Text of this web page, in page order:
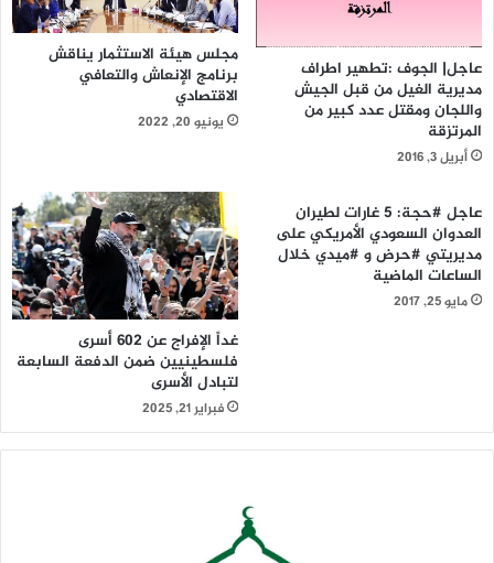
عاجل| الجوف :تطهير اطراف
مديرية الغيل من قبل الجيش
واللجان ومقتل عدد كبير من
المرتزقة
أبريل 3, 2016
مجلس هيئة الاستثمار يناقش
برنامج الإنعاش والتعافي
الاقتصادي
يونيو 20, 2022
عاجل #حجة: 5 غارات لطيران
العدوان السعودي الأمريكي على
مديريتي #حرض و #ميدي خلال
الساعات الماضية
مايو 25, 2017
غداً الإفراج عن 602 أسرى
فلسطينيين ضمن الدفعة السابعة
لتبادل الأسرى
فبراير 21, 2025